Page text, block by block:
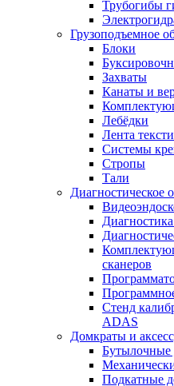
Трубогибы
Грузоподъемное
Блоки
Захваты
Канаты и
Лебёдки
Лента
Системы
Стропы
Тали
Диагностическое
сканеров
Стенд
ADAS
Домкраты и
Бутылочные
Подкатные